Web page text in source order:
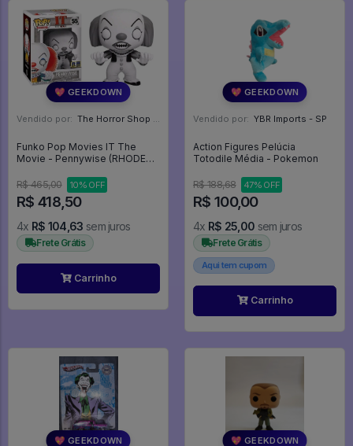
💖 GEEKDOWN
Vendido por: The Horror Shop - Colecionáveis - MG
Funko Pop Movies IT The
Movie - Pennywise (RHODE
The Movie #55
R$ 465,00 10% OFF
R$ 418,50
4x R$ 104,63 sem juros
Frete Grátis
Carrinho
💖 GEEKDOWN
Vendido por: YBR Imports - SP
Action Figures Pelúcia
Totodile Média - Pokemon
R$ 188,68 47% OFF
R$ 100,00
4x R$ 25,00 sem juros
Frete Grátis
Aqui tem cupom
Carrinho
💖 GEEKDOWN 💖 GEEKDOWN